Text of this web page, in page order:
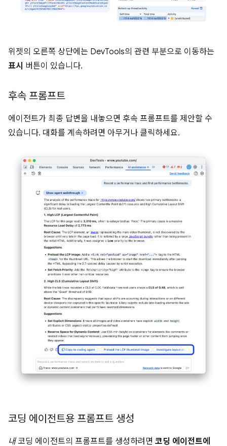
위젯의 오른쪽 상단에는 DevTools의 관련 부분으로 이동하는
표시 버튼이 있습니다.
후속 프롬프트
에이전트가 최종 답변을 내놓으면 후속 프롬프트를 제안할 수
있습니다. 대화를 계속하려면 아무거나 클릭하세요.
코딩 에이전트용 프롬프트 생성
내코딩 에이전트의 프롬프트를 생성하려면 코딩 에이전트에